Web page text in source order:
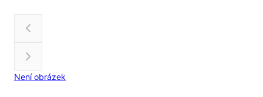
Není obrázek